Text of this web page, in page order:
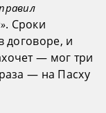
. Сроки
договоре, и
— мог три
— на Пасху